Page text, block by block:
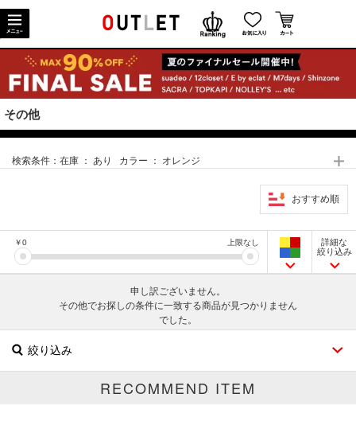
その他
検索条件： 在庫 ： あり カラー ： オレンジ
おすすめ順
￥0 上限なし
詳細な
絞り込み
申し訳ございません。
その他でお探しの条件に一致する商品が見つかりません
でした。
絞り込み
RECOMMEND ITEM